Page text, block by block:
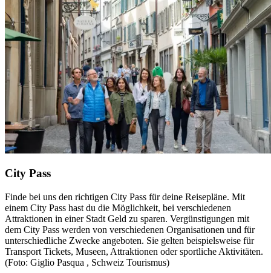
City Pass
Finde bei uns den richtigen City Pass für deine Reisepläne. Mit
einem City Pass hast du die Möglichkeit, bei verschiedenen
Attraktionen in einer Stadt Geld zu sparen. Vergünstigungen mit
dem City Pass werden von verschiedenen Organisationen und für
unterschiedliche Zwecke angeboten. Sie gelten beispielsweise für
Transport Tickets, Museen, Attraktionen oder sportliche Aktivitäten.
(Foto: Giglio Pasqua , Schweiz Tourismus)